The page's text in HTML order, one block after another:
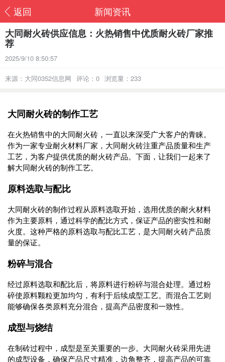
返回
新闻资讯
大同耐火砖供应信息：火热销售中优质耐火砖厂家推
荐
2025/9/10 8:50:57
来源：大同0352信息网 评论：0 浏览量：233
大同耐火砖的制作工艺
在火热销售中的大同耐火砖，一直以来深受广大客户的青睐。
作为一家专业耐火材料厂家，大同耐火砖注重产品质量和生产
工艺，为客户提供优质的耐火砖产品。下面，让我们一起来了
解大同耐火砖的制作工艺。
原料选取与配比
大同耐火砖的制作过程从原料选取开始，选用优质的耐火材料
作为主要原料，通过科学的配比方式，保证产品的密实性和耐
火度。这种严格的原料选取与配比工艺，是大同耐火砖产品质
量的保证。
粉碎与混合
经过原料选取和配比后，将原料进行粉碎与混合处理。通过粉
碎使原料颗粒更加均匀，有利于后续成型工艺。而混合工艺则
能够确保各类原料充分混合，提高产品密度和一致性。
成型与烧结
在制砖过程中，成型是至关重要的一步。大同耐火砖采用先进
的成型设备，确保产品尺寸精准，边角整齐，提高产品的可靠